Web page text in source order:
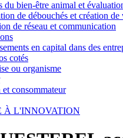
du bien-être animal et
de débouchés et création de
de réseau et communication
en capital dans des
cotés
ou organisme
consommateur
À L'INNOVATION